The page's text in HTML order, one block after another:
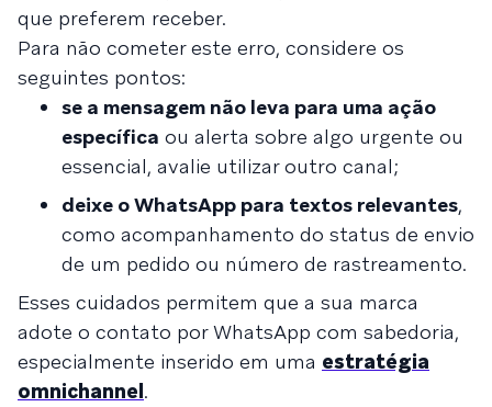
que preferem receber.
Para não cometer este erro, considere os
seguintes pontos:
se a mensagem não leva para uma ação
específica ou alerta sobre algo urgente ou
essencial, avalie utilizar outro canal;
deixe o WhatsApp para textos relevantes,
como acompanhamento do status de envio
de um pedido ou número de rastreamento.
Esses cuidados permitem que a sua marca
adote o contato por WhatsApp com sabedoria,
especialmente inserido em uma estratégia
omnichannel.